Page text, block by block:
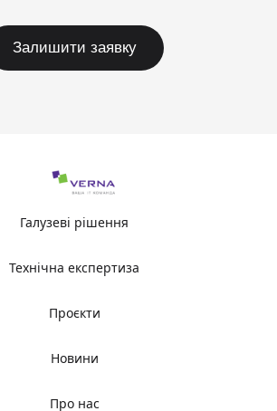
Залишити заявку
Галузеві рішення
Технічна експертиза
Проєкти
Новини
Про нас